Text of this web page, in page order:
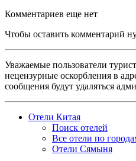
Комментариев еще нет
Чтобы оставить комментарий
Уважаемые пользователи
нецензурные оскорбления в
сообщения будут удаляться
Отели Китая
Поиск отелей
Все отели по
Отели Сямыня